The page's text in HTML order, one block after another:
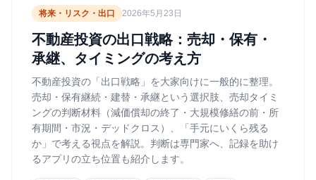
将来・リスク・出口 2026年5月23日
不動産投資の出口戦略：売却・保有・
承継、タイミングの考え方
不動産投資の「出口戦略」を大家向けに一般的に整理。
売却・保有継続・建替・承継という選択肢、売却タイミ
ングの判断材料（減価償却の終了・大規模修繕の前・所
有期間・市況・デッドクロス）、「手元にいくら残る
か」で考える視点を解説。判断は専門家へ、記録を助け
るアプリの立ち位置も紹介します。